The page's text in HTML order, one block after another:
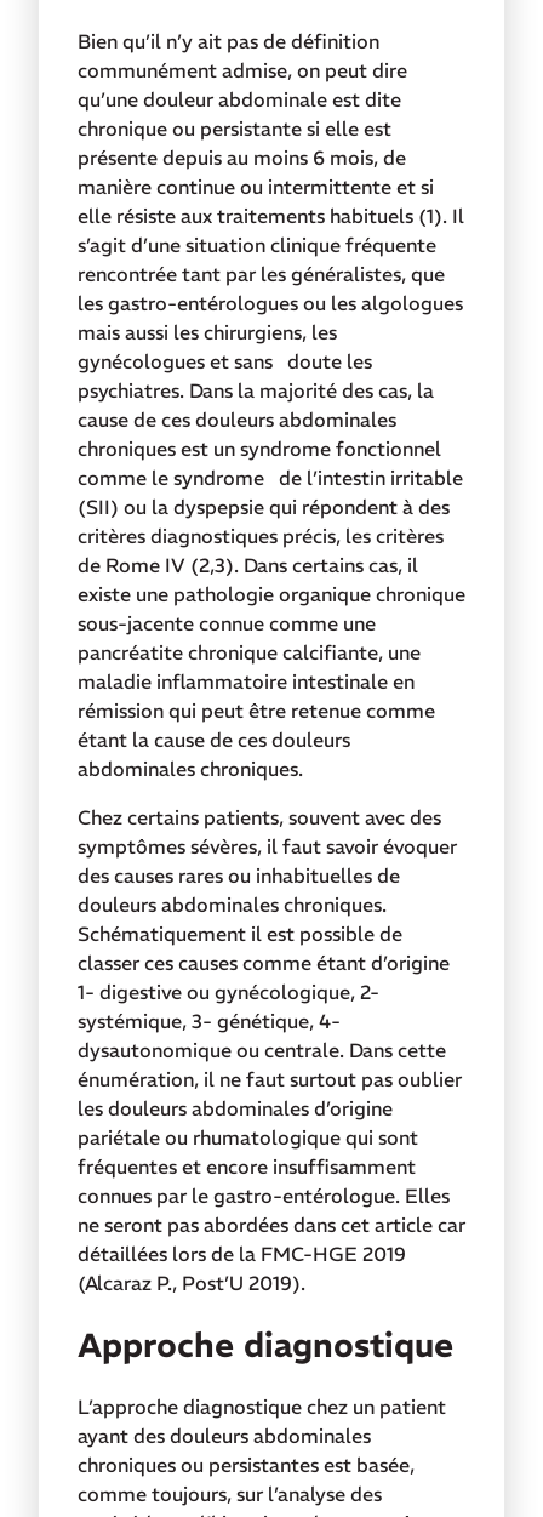
Bien qu’il n’y ait pas de définition
communément admise, on peut dire
qu’une douleur abdominale est dite
chronique ou persistante si elle est
présente depuis au moins 6 mois, de
manière continue ou intermittente et si
elle résiste aux traitements habituels (1). Il
s’agit d’une situation clinique fréquente
rencontrée tant par les généralistes, que
les gastro-entérologues ou les algologues
mais aussi les chirurgiens, les
gynécologues et sans doute les
psychiatres. Dans la majorité des cas, la
cause de ces douleurs abdominales
chroniques est un syndrome fonctionnel
comme le syndrome de l’intestin irritable
(SII) ou la dyspepsie qui répondent à des
critères diagnostiques précis, les critères
de Rome IV (2,3). Dans certains cas, il
existe une pathologie organique chronique
sous-jacente connue comme une
pancréatite chronique calcifiante, une
maladie inflammatoire intestinale en
rémission qui peut être retenue comme
étant la cause de ces douleurs
abdominales chroniques.
Chez certains patients, souvent avec des
symptômes sévères, il faut savoir évoquer
des causes rares ou inhabituelles de
douleurs abdominales chroniques.
Schématiquement il est possible de
classer ces causes comme étant d’origine
1- digestive ou gynécologique, 2-
systémique, 3- génétique, 4-
dysautonomique ou centrale. Dans cette
énumération, il ne faut surtout pas oublier
les douleurs abdominales d’origine
pariétale ou rhumatologique qui sont
fréquentes et encore insuffisamment
connues par le gastro-entérologue. Elles
ne seront pas abordées dans cet article car
détaillées lors de la FMC-HGE 2019
(Alcaraz P., Post’U 2019).
Approche diagnostique
L’approche diagnostique chez un patient
ayant des douleurs abdominales
chroniques ou persistantes est basée,
comme toujours, sur l’analyse des